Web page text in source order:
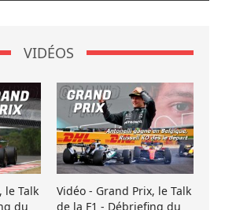
VIDÉOS
le Talk
du
Vidéo - Grand Prix, le Talk
de la F1 - Débriefing du